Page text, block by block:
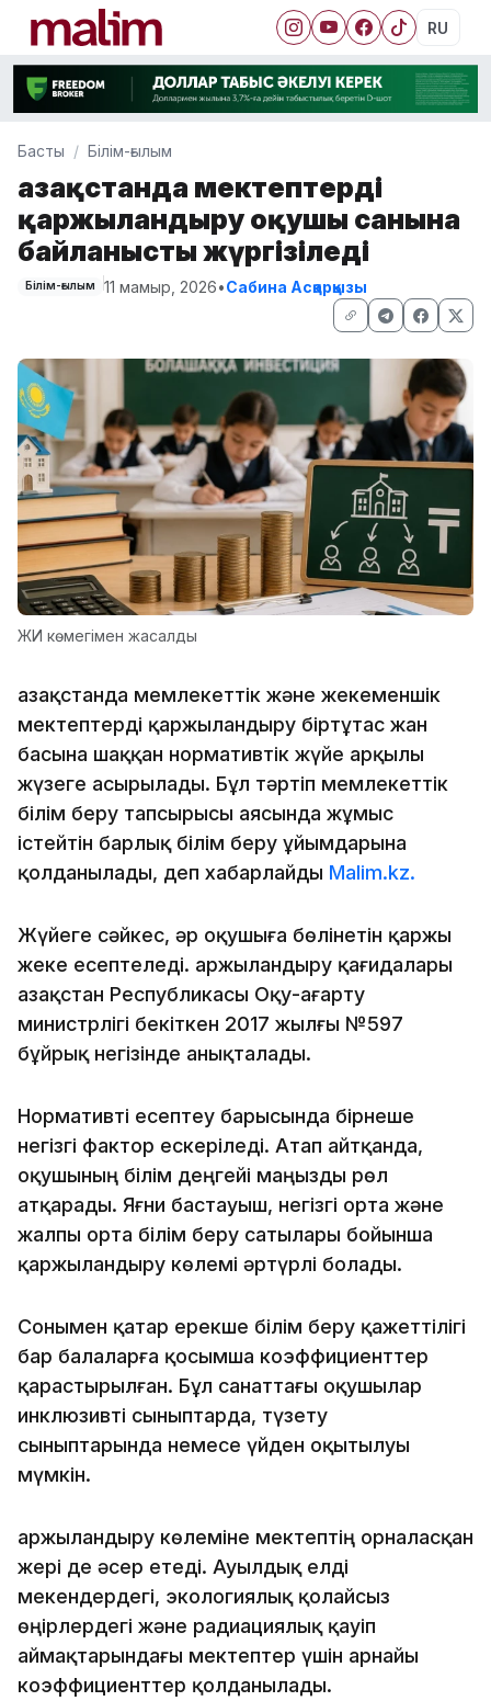
RU
Басты Білім-ғылым
Қазақстанда мектептерді
қаржыландыру оқушы санына
байланысты жүргізіледі
Білім-ғылым 11 мамыр, 2026•Сабина Асқарқызы
ЖИ көмегімен жасалды
Қазақстанда мемлекеттік және жекеменшік
мектептерді қаржыландыру біртұтас жан
басына шаққан нормативтік жүйе арқылы
жүзеге асырылады. Бұл тәртіп мемлекеттік
білім беру тапсырысы аясында жұмыс
істейтін барлық білім беру ұйымдарына
қолданылады, деп хабарлайды Malim.kz.
Жүйеге сәйкес, әр оқушыға бөлінетін қаржы
жеке есептеледі. Қаржыландыру қағидалары
Қазақстан Республикасы Оқу-ағарту
министрлігі бекіткен 2017 жылғы №597
бұйрық негізінде анықталады.
Нормативті есептеу барысында бірнеше
негізгі фактор ескеріледі. Атап айтқанда,
оқушының білім деңгейі маңызды рөл
атқарады. Яғни бастауыш, негізгі орта және
жалпы орта білім беру сатылары бойынша
қаржыландыру көлемі әртүрлі болады.
Сонымен қатар ерекше білім беру қажеттілігі
бар балаларға қосымша коэффициенттер
қарастырылған. Бұл санаттағы оқушылар
инклюзивті сыныптарда, түзету
сыныптарында немесе үйден оқытылуы
мүмкін.
Қаржыландыру көлеміне мектептің орналасқан
жері де әсер етеді. Ауылдық елді
мекендердегі, экологиялық қолайсыз
өңірлердегі және радиациялық қауіп
аймақтарындағы мектептер үшін арнайы
коэффициенттер қолданылады.